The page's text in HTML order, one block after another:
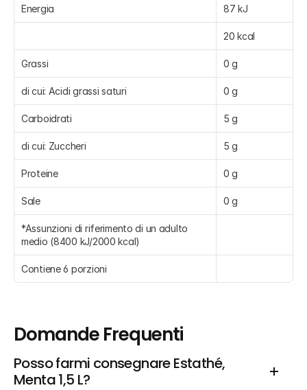
Energia 87 kJ
20 kcal
Grassi 0 g
di cui: Acidi grassi saturi 0 g
Carboidrati 5 g
di cui: Zuccheri 5 g
Proteine 0 g
Sale 0 g
*Assunzioni di riferimento di un adulto
medio (8400 kJ/2000 kcal)
Contiene 6 porzioni
Domande Frequenti
Posso farmi consegnare Estathé,
Menta 1,5 L?